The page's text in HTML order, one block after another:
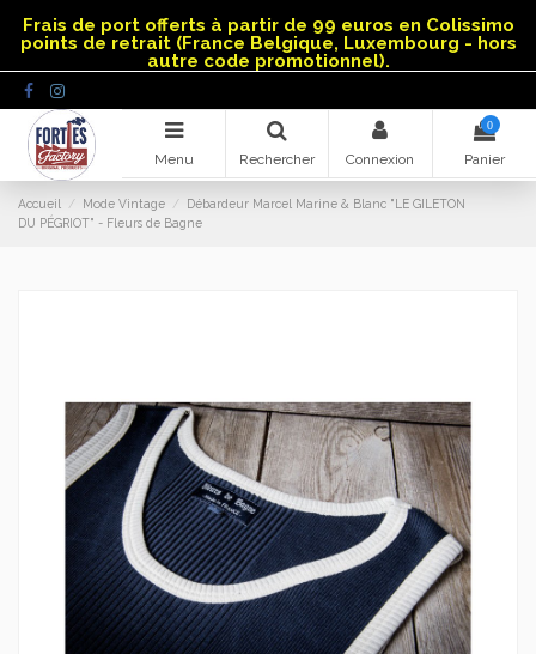
Frais de port offerts à partir de 99 euros en Colissimo
points de retrait (France Belgique, Luxembourg - hors
autre code promotionnel).
Menu Rechercher Connexion
0
Panier
Accueil Mode Vintage
Débardeur Marcel Marine & Blanc "LE GILETON
DU PÉGRIOT" - Fleurs de Bagne